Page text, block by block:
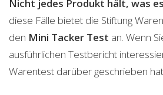
Nicht jedes Produkt hält, was
diese Fälle bietet die Stiftung
den Mini Tacker Test an. Wenn
ausführlichen Testbericht
Warentest darüber geschrieben